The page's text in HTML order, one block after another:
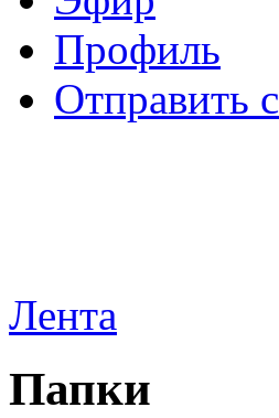
Профиль
Отправить
Лента
Папки